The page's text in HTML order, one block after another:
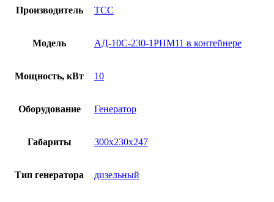
Производитель ТСС
Модель АД-10С-230-1РНМ11 в контейнере
Мощность, кВт 10
Оборудование Генератор
Габариты 300x230x247
Тип генератора дизельный